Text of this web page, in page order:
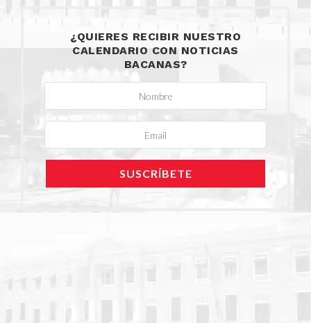
¿QUIERES RECIBIR NUESTRO
CALENDARIO CON NOTICIAS
BACANAS?